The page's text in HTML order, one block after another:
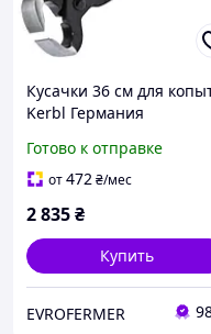
Кусачки 36 см для
Kerbl Германия
Готово к отправке
от472₴/мес
2 835₴
Купить
EVROFERMER